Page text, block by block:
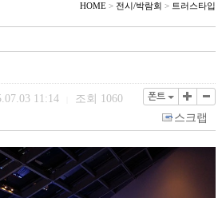
HOME > 전시/박람회 > 트러스타입
11:14 조회 1060 폰트
스크랩